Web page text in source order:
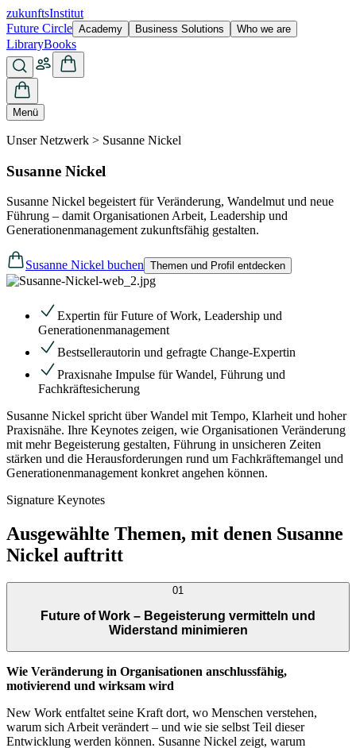
zukunftsInstitut
Future Circle Academy Business Solutions Who we are
LibraryBooks
Menü
Unser Netzwerk > Susanne Nickel
Susanne Nickel
Susanne Nickel begeistert für Veränderung, Wandelmut und neue
Führung – damit Organisationen Arbeit, Leadership und
Generationenmanagement zukunftsfähig gestalten.
Susanne Nickel buchen Themen und Profil entdecken
Expertin für Future of Work, Leadership und
Generationenmanagement
Bestsellerautorin und gefragte Change-Expertin
Praxisnahe Impulse für Wandel, Führung und
Fachkräftesicherung
Susanne Nickel spricht über Wandel mit Tempo, Klarheit und hoher
Praxisnähe. Ihre Keynotes zeigen, wie Organisationen Veränderung
mit mehr Begeisterung gestalten, Führung in unsicheren Zeiten
stärken und die Herausforderungen rund um Fachkräftemangel und
Generationenmanagement konkret angehen können.
Signature Keynotes
Ausgewählte Themen, mit denen Susanne
Nickel auftritt
01
Future of Work – Begeisterung vermitteln und
Widerstand minimieren
Wie Veränderung in Organisationen anschlussfähig,
motivierend und wirksam wird
New Work entfaltet seine Kraft dort, wo Menschen verstehen,
warum sich Arbeit verändert – und wie sie selbst Teil dieser
Entwicklung werden können. Susanne Nickel zeigt, warum